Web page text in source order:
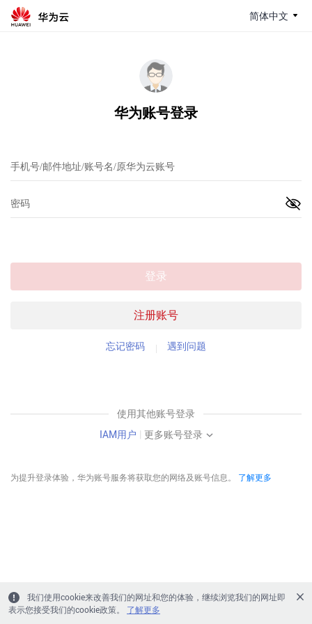
简体中文
华为账号登录
注册账号
登录
忘记密码 遇到问题
使用其他账号登录
IAM用户 | 更多账号登录
为提升登录体验，华为账号服务将获取您的网络及账号信息。 了解更多
我们使用cookie来改善我们的网址和您的体验，继续浏览我们的网址即
表示您接受我们的cookie政策。
了解更多